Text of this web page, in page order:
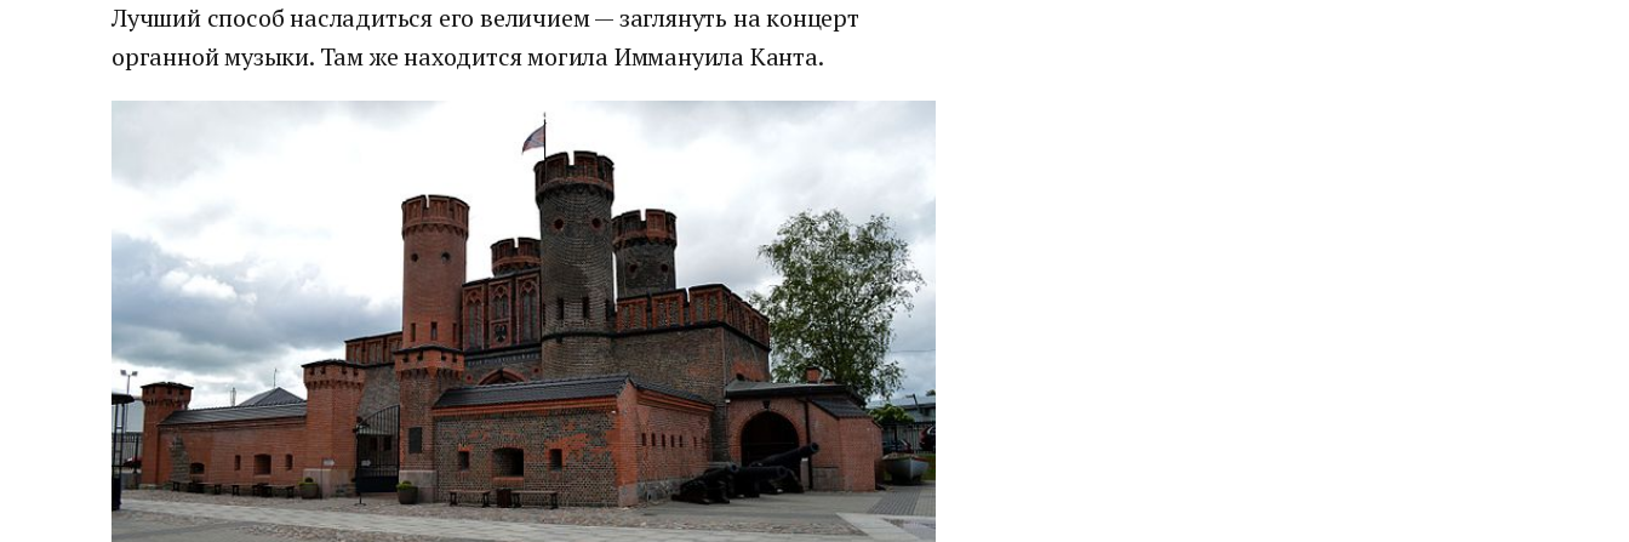
Лучший способ насладиться его величием — заглянуть на концерт
органной музыки. Там же находится могила Иммануила Канта.